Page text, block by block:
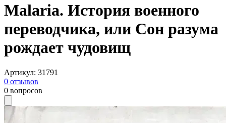
Malaria. История военного
переводчика, или Сон разума
рождает чудовищ
Артикул: 31791
0 отзывов
0 вопросов